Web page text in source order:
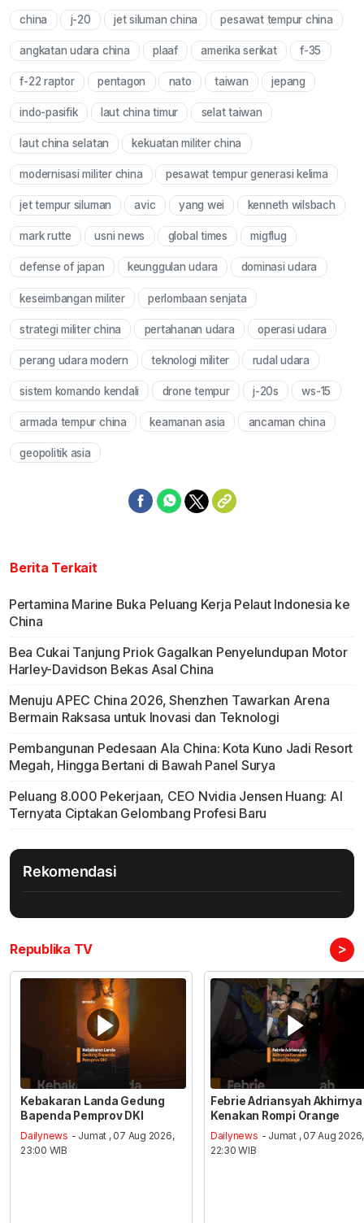
Mute
china j-20 jet siluman china pesawat tempur china
angkatan udara china plaaf amerika serikat f-35
f-22 raptor pentagon nato taiwan jepang
indo-pasifik laut china timur selat taiwan
laut china selatan kekuatan militer china
modernisasi militer china pesawat tempur generasi kelima
jet tempur siluman avic yang wei kenneth wilsbach
mark rutte usni news global times migflug
defense of japan keunggulan udara dominasi udara
keseimbangan militer perlombaan senjata
strategi militer china pertahanan udara operasi udara
perang udara modern teknologi militer rudal udara
sistem komando kendali drone tempur j-20s ws-15
armada tempur china keamanan asia ancaman china
geopolitik asia
Berita Terkait
Pertamina Marine Buka Peluang Kerja Pelaut Indonesia ke
China
Bea Cukai Tanjung Priok Gagalkan Penyelundupan Motor
Harley-Davidson Bekas Asal China
Menuju APEC China 2026, Shenzhen Tawarkan Arena
Bermain Raksasa untuk Inovasi dan Teknologi
Pembangunan Pedesaan Ala China: Kota Kuno Jadi Resort
Megah, Hingga Bertani di Bawah Panel Surya
Peluang 8.000 Pekerjaan, CEO Nvidia Jensen Huang: AI
Ternyata Ciptakan Gelombang Profesi Baru
Rekomendasi
Republika TV >
Kebakaran Landa Gedung
Bapenda Pemprov DKI
Dailynews - Jumat , 07 Aug 2026,
23:00 WIB
Febrie Adriansyah Akhirnya
Kenakan Rompi Orange
Dailynews - Jumat , 07 Aug 2026,
22:30 WIB